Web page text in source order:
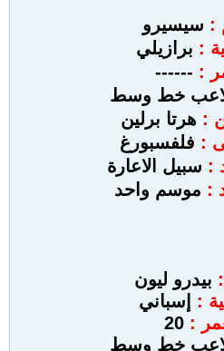
: سيسيرو
: برازيلي
:
------
خط وسط
: هرتا برلين
: فلفسبورغ
: سبيل الاعارة
: موسم واحد
بيدرو ليون
:
إسباني
:
خط وسط